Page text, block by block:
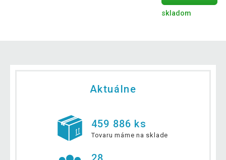
skladom
Aktuálne
459 886 ks
Tovaru máme na sklade